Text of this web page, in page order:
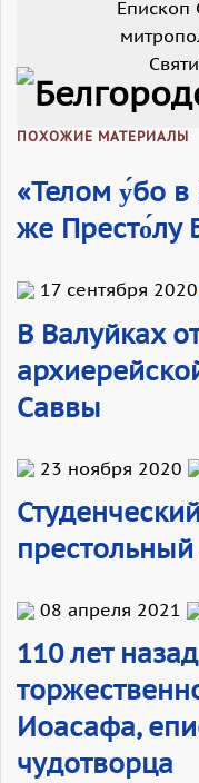
Епископ
ПОХОЖИЕ МАТЕРИАЛЫ
«Телом у́бо в
же Престо́лу
17 сентября 2020
В Валуйках
Саввы
23 ноября 2020
08 апреля 2021
110 лет
Иоасафа,
чудотворца